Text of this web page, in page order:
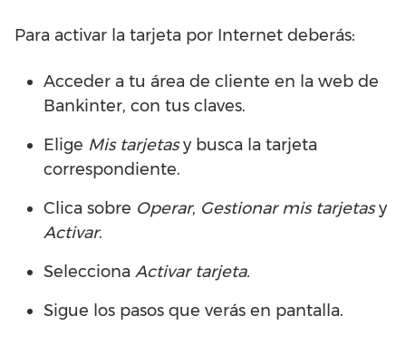
Para activar la tarjeta por Internet deberás:
Acceder a tu área de cliente en la web de
Bankinter, con tus claves.
Elige Mis tarjetasy busca la tarjeta
correspondiente.
Clica sobre Operar, Gestionar mis tarjetasy
Activar.
Selecciona Activar tarjeta.
Sigue los pasos que verás en pantalla.